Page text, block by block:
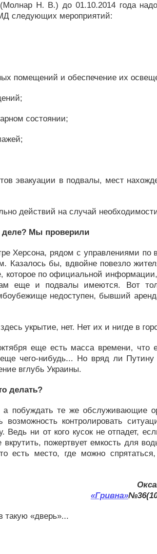
(Молнар Н. В.) до 01.10.2014 года надо
следующих мероприятий:
помещений и обеспечение их
состоянии;
эвакуации в подвалы, мест
действий на случай
деле? Мы проверили
Херсона, рядом с управлениями по
Казалось бы, вдвойне повезло
которое по официальной
еще и подвалы имеются. Вот
недоступен, бывший
укрытие, нет. Нет их и нигде в
еще есть масса времени, что
чего-нибудь... Но вряд ли Путину
вглубь Украины.
делать?
а побуждать те же обслуживающие
контролировать
Ведь ни от кого кусок не отпадет,
пожертвует емкость для
есть место, где можно спрятаться,
«Гривна»
такую «дверь»...